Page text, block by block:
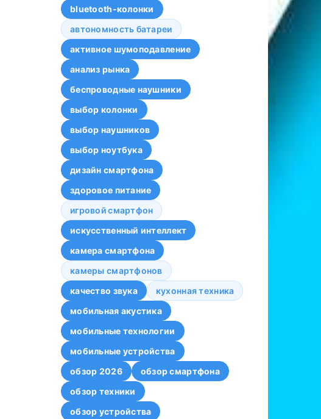
bluetooth-колонки
автономность батареи
активное шумоподавление
анализ рынка
беспроводные наушники
выбор колонки
выбор наушников
выбор ноутбука
дизайн смартфона
здоровое питание
игровой смартфон
искусственный интеллект
камера смартфона
камеры смартфонов
качество звука
кухонная техника
мобильная акустика
мобильные технологии
мобильные устройства
обзор 2026
обзор смартфона
обзор техники
обзор устройства